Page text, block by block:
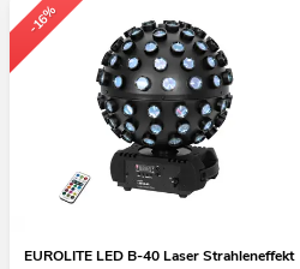
-16%
EUROLITE LED B-40 Laser Strahleneffekt